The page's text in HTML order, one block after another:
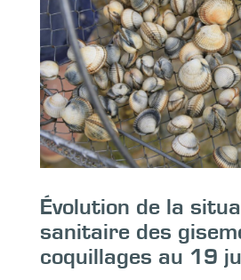
Évolution de la
sanitaire des
coquillages au 19